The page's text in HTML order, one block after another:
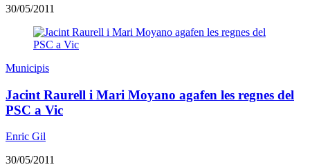
30/05/2011
Municipis
Jacint Raurell i Mari Moyano agafen les regnes del
PSC a Vic
Enric Gil
30/05/2011